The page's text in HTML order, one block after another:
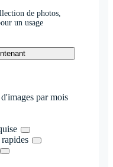
de photos,
un usage
par mois